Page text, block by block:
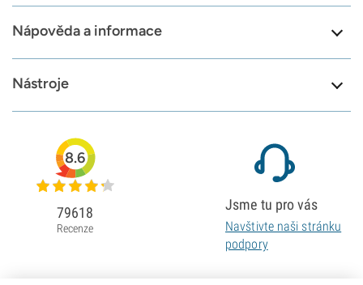
Nápověda a informace
Nástroje
8.6
79618
Recenze
Jsme tu pro vás
Navštivte naši stránku
podpory